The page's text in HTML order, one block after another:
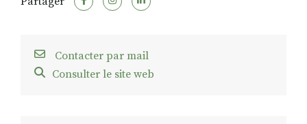
Contacter par mail
Consulter le site web